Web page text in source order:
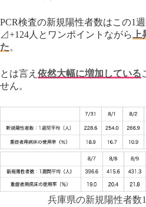
PCR検査の新規陽性者数はこの1
⊿+124人とワンポイントながら
た。
とは言え 依然大幅に増加している
せん。
兵庫県の新規陽性者数